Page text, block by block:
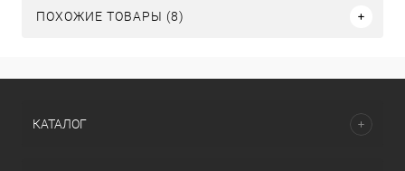
ПОХОЖИЕ ТОВАРЫ (8)
КАТАЛОГ